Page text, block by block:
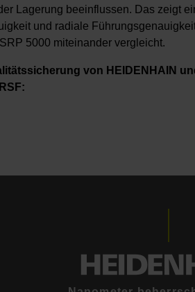
Lagerung beeinflussen. Das zeigt
und radiale
5000 miteinander vergleicht.
von HEIDENHAIN